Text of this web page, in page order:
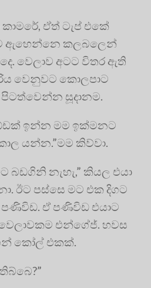
ඒත් ටැප් එකේ
ඇහෙන්නෙ කලබලෙන්
වෙලාව අටට විතර ඇති
වෙනුවට කොලපාට
පිටත්වෙන්න සූදානම.
ඉන්න මම ඉක්මනට
යන්න.”මම කිව්වා.
බඩගිනි නැහැ,” කියල එයා
ඊට පස්සෙ මට එක දිගට
ඒ පණිවිඩ එයාට
එන්ගේජ්. හවස
කෝල් එකක්.